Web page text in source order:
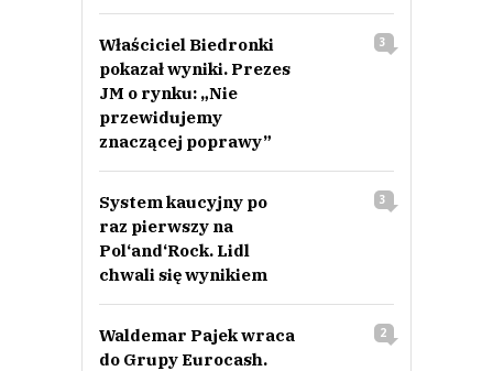
Właściciel Biedronki
pokazał wyniki. Prezes
JM o rynku: „Nie
przewidujemy
znaczącej poprawy”
3
System kaucyjny po
raz pierwszy na
Pol‘and‘Rock. Lidl
chwali się wynikiem
3
Waldemar Pajek wraca
do Grupy Eurocash.
2